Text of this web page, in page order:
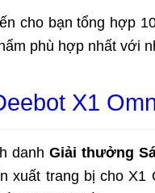
cho bạn tổng hợp
phù hợp nhất với
X1
danhGiải thưởng
xuất trang bị cho